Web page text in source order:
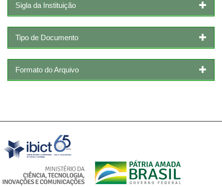
Sigla da Instituição
Tipo de Documento
Formato do Arquivo